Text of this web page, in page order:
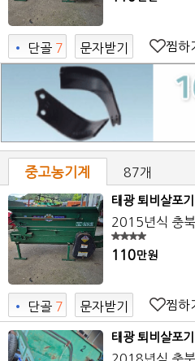
• 단골 7
7
문자받기 찜하
중고농기계 87개
태광 퇴비살포기
2015년식 충
110만원
• 단골 7
7
문자받기 찜하
태광 퇴비살포